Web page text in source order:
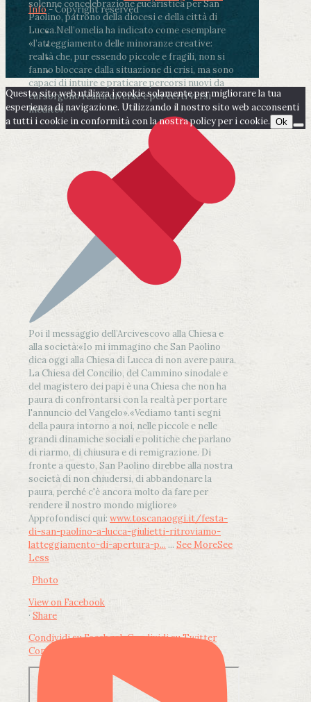
solenne concelebrazione eucaristica per San
Paolino, patrono della diocesi e della città di
Lucca.Nell’omelia ha indicato come esemplare
«l’atteggiamento delle minoranze creative:
realtà che, pur essendo piccole e fragili, non si
fanno bloccare dalla situazione di crisi, ma sono
capaci di intuire e praticare percorsi nuovi da
cui sorgono realtà diverse e per certi versi
inedite».
Poi il messaggio dell’Arcivescovo alla Chiesa e
alla società:«Io mi immagino che San Paolino
dica oggi alla Chiesa di Lucca di non avere paura.
La Chiesa del Concilio, del Cammino sinodale e
del magistero dei papi è una Chiesa che non ha
paura di confrontarsi con la realtà per portare
l'annuncio del Vangelo».«Vediamo tanti segni
della paura intorno a noi, nelle piccole e nelle
grandi dinamiche sociali e politiche che parlano
di riarmo, di chiusura e di remigrazione. Di
fronte a questo, San Paolino direbbe alla nostra
società di non chiudersi, di abbandonare la
paura, perché c'è ancora molto da fare per
rendere il nostro mondo migliore»
Approfondisci qui: www.toscanaoggi.it/festa-
di-san-paolino-a-lucca-giulietti-ritroviamo-
latteggiamento-di-apertura-p... ... See MoreSee
Less
Photo
View on Facebook
· Share
Condividi su FacebookCondividi su Twitter
Condividi su LinkedIn
Info- Copyright reserved
Questo sito web utilizza i cookie solamente per migliorare la tua
esperienza di navigazione. Utilizzando il nostro sito web acconsenti
a tutti i cookie in conformità con la nostra policy per i cookie. Ok